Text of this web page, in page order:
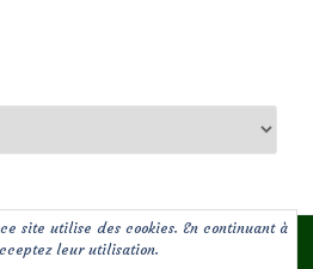
site utilise des cookies. En continuant à
leur utilisation.